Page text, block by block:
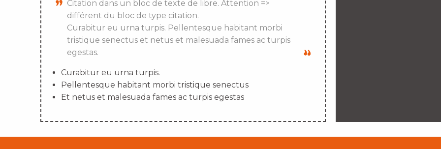
Citation dans un bloc de texte de libre. Attention =>
différent du bloc de type citation.
Curabitur eu urna turpis. Pellentesque habitant morbi
tristique senectus et netus et malesuada fames ac turpis
egestas.
Curabitur eu urna turpis.
Pellentesque habitant morbi tristique senectus
Et netus et malesuada fames ac turpis egestas